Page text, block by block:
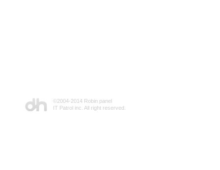
©2004-2014 Robin panel
IT Patrol inc. All right reserved.